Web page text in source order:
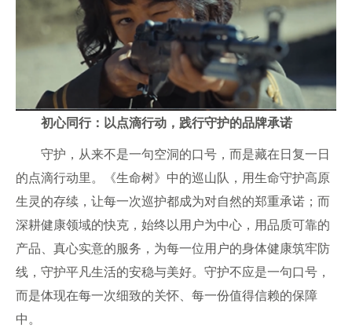
初心同行：以点滴行动，践行守护的品牌承诺
守护，从来不是一句空洞的口号，而是藏在日复一日
的点滴行动里。《生命树》中的巡山队，用生命守护高原
生灵的存续，让每一次巡护都成为对自然的郑重承诺；而
深耕健康领域的快克，始终以用户为中心，用品质可靠的
产品、真心实意的服务，为每一位用户的身体健康筑牢防
线，守护平凡生活的安稳与美好。守护不应是一句口号，
而是体现在每一次细致的关怀、每一份值得信赖的保障
中。